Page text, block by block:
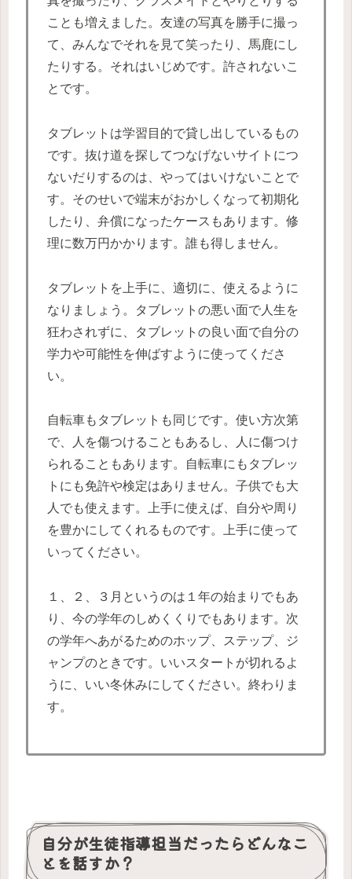
ことも増えました。友達の写真を勝手に撮っ
て、みんなでそれを見て笑ったり、馬鹿にし
たりする。それはいじめです。許されないこ
とです。
タブレットは学習目的で貸し出しているもの
です。抜け道を探してつなげないサイトにつ
ないだりするのは、やってはいけないことで
す。そのせいで端末がおかしくなって初期化
したり、弁償になったケースもあります。修
理に数万円かかります。誰も得しません。
タブレットを上手に、適切に、使えるように
なりましょう。タブレットの悪い面で人生を
狂わされずに、タブレットの良い面で自分の
学力や可能性を伸ばすように使ってくださ
い。
自転車もタブレットも同じです。使い方次第
で、人を傷つけることもあるし、人に傷つけ
られることもあります。自転車にもタブレッ
トにも免許や検定はありません。子供でも大
人でも使えます。上手に使えば、自分や周り
を豊かにしてくれるものです。上手に使って
いってください。
１、２、３月というのは１年の始まりでもあ
り、今の学年のしめくくりでもあります。次
の学年へあがるためのホップ、ステップ、ジ
ャンプのときです。いいスタートが切れるよ
うに、いい冬休みにしてください。終わりま
す。
自分が生徒指導担当だったらどんなこ
とを話すか？